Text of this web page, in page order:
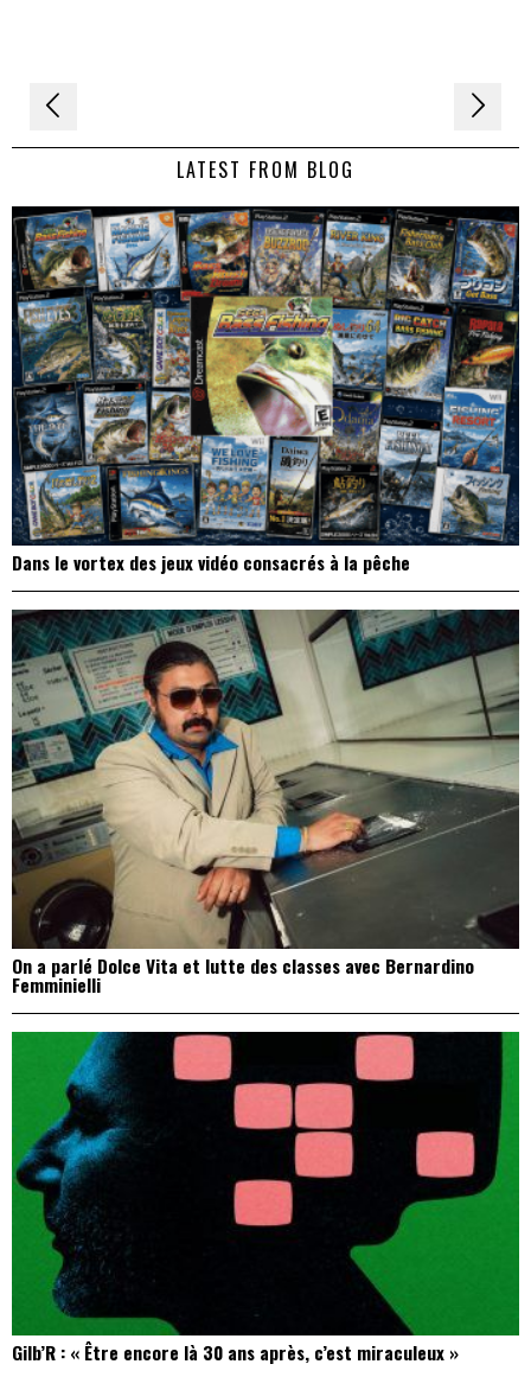
Navigation
de LATEST FROM BLOG
Dans le vortex des jeux vidéo consacrés à la pêche
On a parlé Dolce Vita et lutte des classes avec Bernardino
Femminielli
Gilb’R : « Être encore là 30 ans après, c’est miraculeux »